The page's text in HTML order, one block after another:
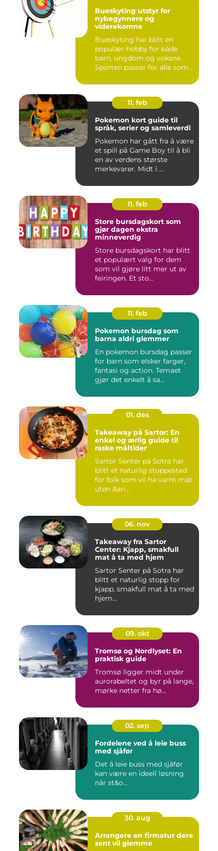
Bueskyting utstyr for
nybegynnere og
viderekomne
Bueskyting har blitt en
populær hobby for både
barn, ungdom og voksne.
Sporten passer for alle som
11. feb
Pokemon kort guide til
språk, serier og samleverdi
Pokemon har gått fra å være
et spill på Game Boy til å bli
en av verdens største
merkevarer. Midt i ...
11. feb
Store bursdagskort som
gjør dagen ekstra
minneverdig
Store bursdagskort har blitt
et populært valg for dem
som vil gjøre litt mer ut av
feiringen. Et sto...
11. feb
Pokemon bursdag som
barna aldri glemmer
En pokemon bursdag passer
for barn som elsker farger,
fantasi og action. Temaet
gjør det enkelt å sa...
01. des
Takeaway på Sartor: En
enkel og ærlig guide til
raske måltider
Sartor Senter på Sotra har
blitt et naturlig stoppested
for folk som vil ha varm mat
uten &ari...
06. nov
Takeaway fra Sartor
Center: Kjapp, smakfull
mat å ta med hjem
Sartor Senter på Sotra har
blitt et naturlig stopp for
kjapp, smakfull mat å ta med
hjem...
09. okt
Tromsø og Nordlyset: En
praktisk guide
Tromsø ligger midt under
aurorabeltet og byr på lange,
mørke netter fra hø...
02. sep
Fordelene ved å leie buss
med sjåfør
Det å leie buss med sjåfør
kan være en ideell løsning
når st&o...
30. aug
Arrangere en firmatur dere
sent vil glemme